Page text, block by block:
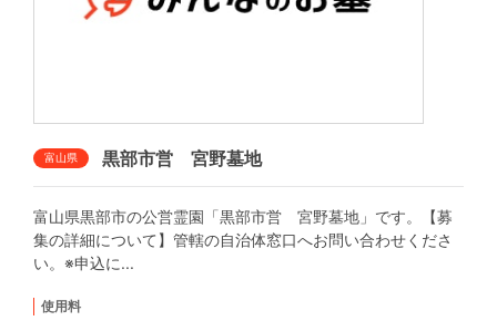
富山県 黒部市営 宮野墓地
富山県黒部市の公営霊園「黒部市営 宮野墓地」です。【募
集の詳細について】管轄の自治体窓口へお問い合わせくださ
い。※申込に...
使用料